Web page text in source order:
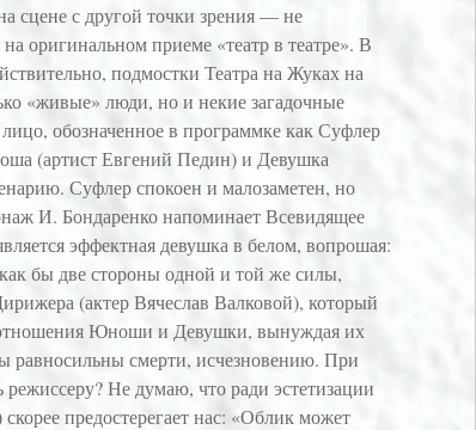
сцене с другой точки зрения — не
оригинальном приеме «театр в театре». В
подмостки Театра на Жуках на
«живые» люди, но и некие загадочные
обозначенное в программке как Суфлер
(артист Евгений Педин) и Девушка
Суфлер спокоен и малозаметен, но
И. Бондаренко напоминает Всевидящее
эффектная девушка в белом, вопрошая:
бы две стороны одной и той же силы,
(актер Вячеслав Валковой), который
отношения Юноши и Девушки, вынуждая их
равносильны смерти, исчезновению. При
Не думаю, что ради эстетизации
предостерегает нас: «Облик может